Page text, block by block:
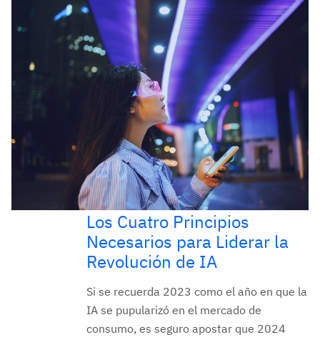
Los Cuatro Principios
Necesarios para Liderar la
Revolución de IA
Si se recuerda 2023 como el año en que la
IA se pupularizó en el mercado de
consumo, es seguro apostar que 2024